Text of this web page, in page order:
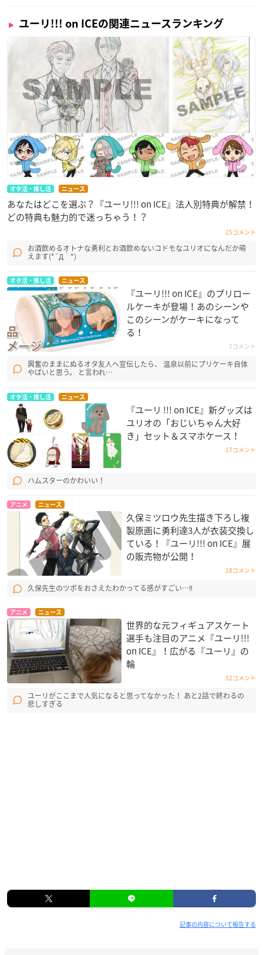
ユーリ!!! on ICEの関連ニュースランキング
オタ活・推し活 ニュース
あなたはどこを選ぶ？『ユーリ!!! on ICE』法人別特典が解禁！
どの特典も魅力的で迷っちゃう！？
25コメント
お酒飲めるオトナな勇利とお酒飲めないコドモなユリオになんだか萌
えます(*´Д｀*)
オタ活・推し活 ニュース
『ユーリ!!! on ICE』のプリロー
ルケーキが登場！あのシーンや
このシーンがケーキになって
る！
7コメント
興奮のままにぬるオタ友人へ宣伝したら、 温泉以前にプリケーキ自体
やばいと思う。 と言われ…
オタ活・推し活 ニュース
『ユーリ !!! on ICE』新グッズは
ユリオの「おじいちゃん大好
き」セット＆スマホケース！
17コメント
ハムスターのかわいい！
アニメ ニュース
久保ミツロウ先生描き下ろし複
製原画に勇利達3人が衣装交換し
ている！『ユーリ!!! on ICE』展
の販売物が公開！
18コメント
久保先生のツボをおさえたわかってる感がすごい…‼
アニメ ニュース
世界的な元フィギュアスケート
選手も注目のアニメ『ユーリ!!!
on ICE』！広がる『ユーリ』の
輪
52コメント
ユーリがここまで人気になると思ってなかった！ あと2話で終わるの
悲しすぎる
記事の内容について報告する